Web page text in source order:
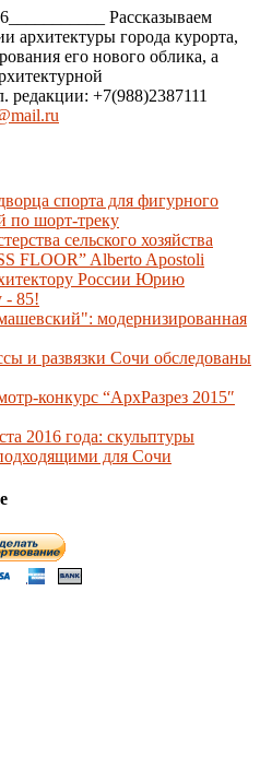
Рассказываем
архитектуры города курорта,
его нового облика, а
редакции: +7(988)2387111
спорта для фигурного
по шорт-треку
сельского хозяйства
FLOOR” Alberto Apostoli
России Юрию
- 85!
модернизированная
и развязки Сочи обследованы
конкурс “АрхРазрез 2015″
2016 года: скульптуры
для Сочи